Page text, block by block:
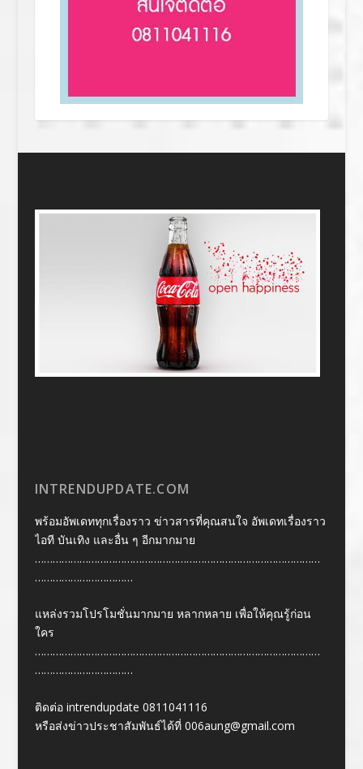
INTRENDUPDATE.COM
พร้อมอัพเดททุกเรื่องราว ข่าวสารที่คุณสนใจ อัพเดทเรื่องราว
ไอที บันเทิง และอื่น ๆ อีกมากมาย
……………………………………………………………………………………
……………………………
แหล่งรวมโปรโมชั่นมากมาย หลากหลาย เพื่อให้คุณรู้ก่อน
ใคร
……………………………………………………………………………………
……………………………
ติดต่อ intrendupdate 0811041116
หรือส่งข่าวประชาสัมพันธ์ได้ที่ 006aung@gmail.com